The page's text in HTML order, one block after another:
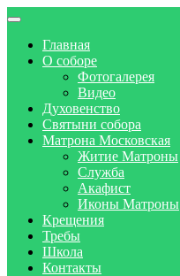
Главная
О соборе
Фотогалерея
Видео
Духовенство
Святыни собора
Матрона Московская
Житие Матроны
Служба
Акафист
Иконы Матроны
Крещения
Требы
Школа
Контакты